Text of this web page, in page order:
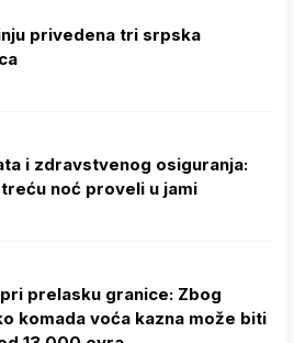
privedena tri srpska
i zdravstvenog osiguranja:
noć proveli u jami
prelasku granice: Zbog
komada voća kazna može biti